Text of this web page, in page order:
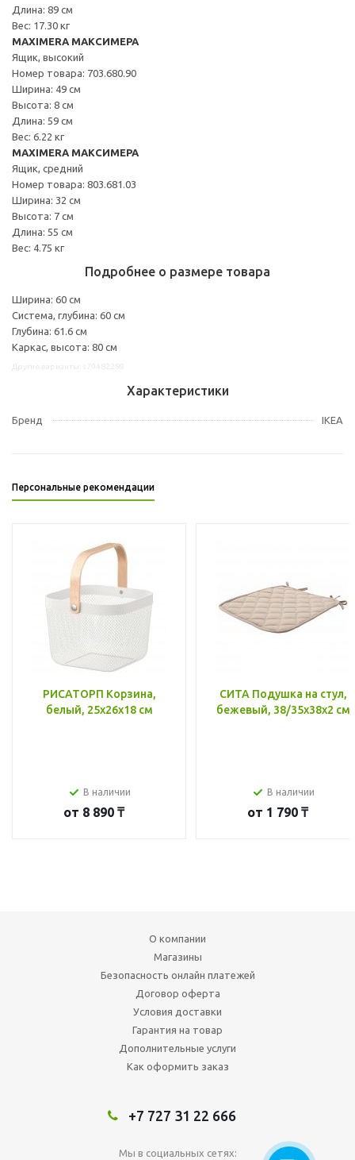
Длина: 89 см
Вес: 17.30 кг
MAXIMERA МАКСИМЕРА
Ящик, высокий
Номер товара: 703.680.90
Ширина: 49 см
Высота: 8 см
Длина: 59 см
Вес: 6.22 кг
MAXIMERA МАКСИМЕРА
Ящик, средний
Номер товара: 803.681.03
Ширина: 32 см
Высота: 7 см
Длина: 55 см
Вес: 4.75 кг
Подробнее о размере товара
Ширина: 60 см
Система, глубина: 60 см
Глубина: 61.6 см
Каркас, высота: 80 см
Характеристики
Бренд IKEA
Персональные рекомендации
РИСАТОРП Корзина,
белый, 25x26x18 см
В наличии
от 8 890 ₸
СИТА Подушка на стул,
бежевый, 38/35x38x2 см
В наличии
от 1 790 ₸
О компании
Магазины
Безопасность онлайн платежей
Договор оферта
Условия доставки
Гарантия на товар
Дополнительные услуги
Как оформить заказ
+7 727 31 22 666
Мы в социальных сетях: